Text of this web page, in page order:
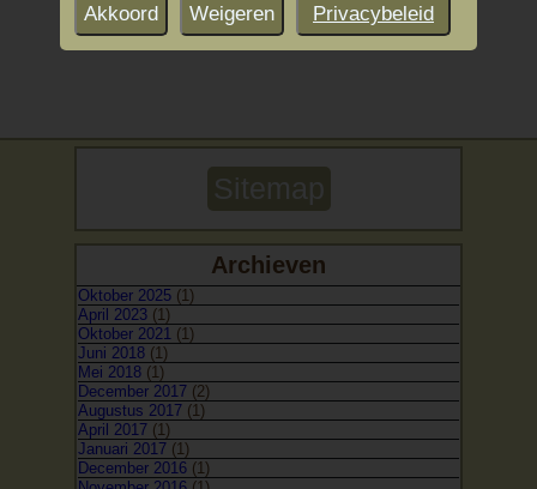
Sitemap
Archieven
Oktober 2025 (1)
April 2023 (1)
Oktober 2021 (1)
Juni 2018 (1)
Mei 2018 (1)
December 2017 (2)
Augustus 2017 (1)
April 2017 (1)
Januari 2017 (1)
December 2016 (1)
Akkoord Weigeren Privacybeleid